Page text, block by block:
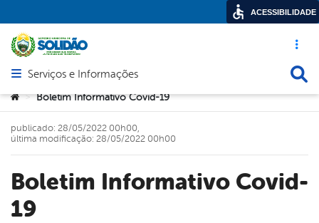
Acesso
Abrir menu principal de navegação
Serviços e Informações
Você está aqui:
> Boletim Informativo Covid-19
Boletim Informativo Covid-
19
publicado: 28/05/2022 00h00,
última modificação: 28/05/2022 00h00
ACESSIBILIDADE